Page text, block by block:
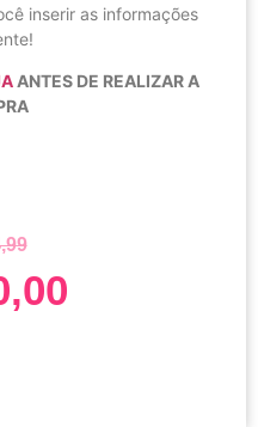
inserir as informações
ANTES DE REALIZAR A